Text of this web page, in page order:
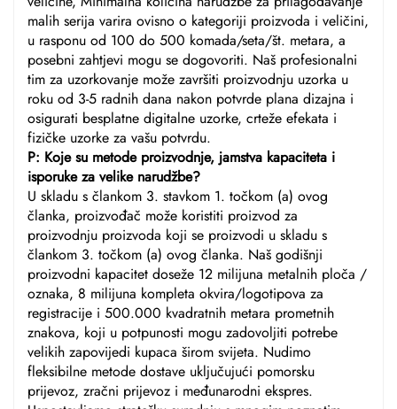
malih serija varira ovisno o kategoriji proizvoda i veličini,
u rasponu od 100 do 500 komada/seta/št. metara, a
posebni zahtjevi mogu se dogovoriti. Naš profesionalni
tim za uzorkovanje može završiti proizvodnju uzorka u
roku od 3-5 radnih dana nakon potvrde plana dizajna i
osigurati besplatne digitalne uzorke, crteže efekata i
fizičke uzorke za vašu potvrdu.
P: Koje su metode proizvodnje, jamstva kapaciteta i
isporuke za velike narudžbe?
U skladu s člankom 3. stavkom 1. točkom (a) ovog
članka, proizvođač može koristiti proizvod za
proizvodnju proizvoda koji se proizvodi u skladu s
člankom 3. točkom (a) ovog članka. Naš godišnji
proizvodni kapacitet doseže 12 milijuna metalnih ploča /
oznaka, 8 milijuna kompleta okvira/logotipova za
registracije i 500.000 kvadratnih metara prometnih
znakova, koji u potpunosti mogu zadovoljiti potrebe
velikih zapovijedi kupaca širom svijeta. Nudimo
fleksibilne metode dostave uključujući pomorsku
prijevoz, zračni prijevoz i međunarodni ekspres.